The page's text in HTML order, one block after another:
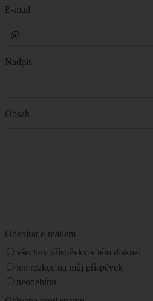
E-mail
Nadpis
Obsah
Odebírat e-mailem
všechny příspěvky v této diskuzi
jen reakce na můj příspěvek
neodebírat